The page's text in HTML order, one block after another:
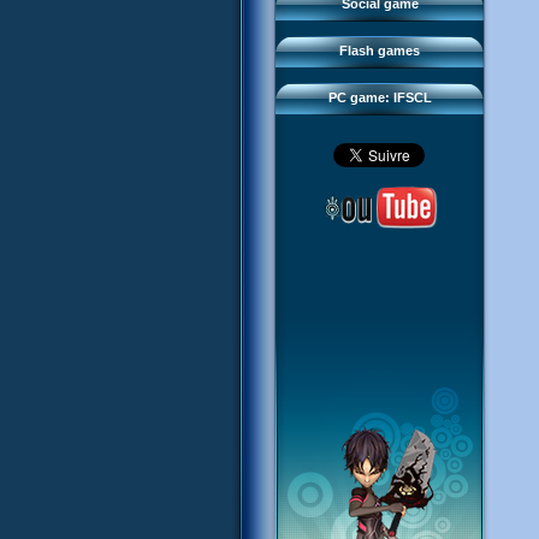
Social game
Flash games
Sector 2 Escape
PC game: IFSCL
Downloads
IFSCL network